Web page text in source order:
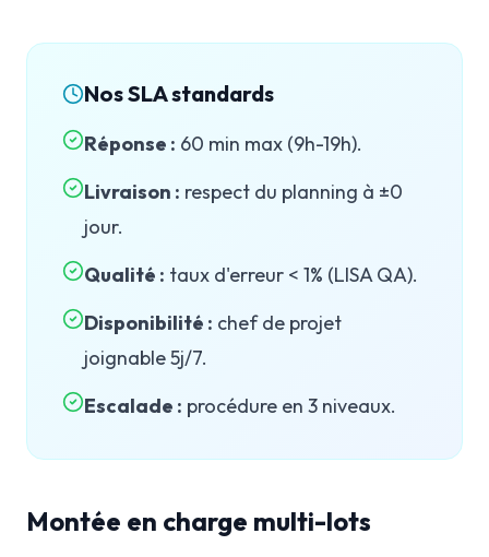
Nos SLA standards
Réponse : 60 min max (9h-19h).
Livraison : respect du planning à ±0
jour.
Qualité : taux d'erreur < 1% (LISA QA).
Disponibilité : chef de projet
joignable 5j/7.
Escalade : procédure en 3 niveaux.
Montée en charge multi-lots